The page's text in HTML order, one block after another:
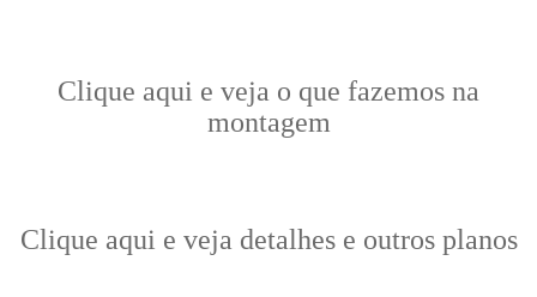
Clique aqui e veja o que fazemos na
montagem
Clique aqui e veja detalhes e outros planos